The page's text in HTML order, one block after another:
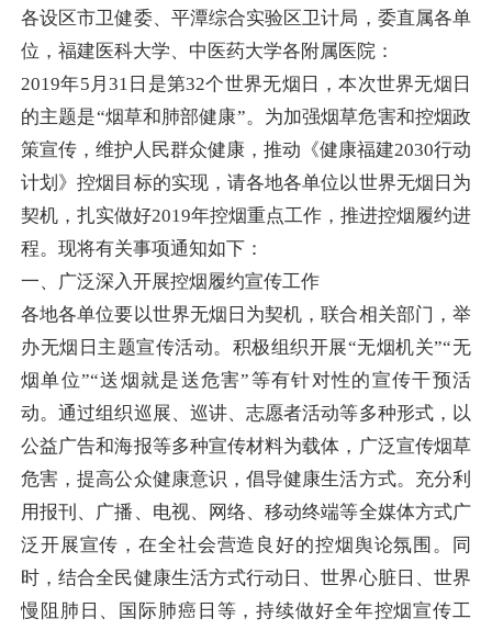
各设区市卫健委、平潭综合实验区卫计局，委直属各单
位，福建医科大学、中医药大学各附属医院：
2019年5月31日是第32个世界无烟日，本次世界无烟日
的主题是“烟草和肺部健康”。为加强烟草危害和控烟政
策宣传，维护人民群众健康，推动《健康福建2030行动
计划》控烟目标的实现，请各地各单位以世界无烟日为
契机，扎实做好2019年控烟重点工作，推进控烟履约进
程。现将有关事项通知如下：
一、广泛深入开展控烟履约宣传工作
各地各单位要以世界无烟日为契机，联合相关部门，举
办无烟日主题宣传活动。积极组织开展“无烟机关”“无
烟单位”“送烟就是送危害”等有针对性的宣传干预活
动。通过组织巡展、巡讲、志愿者活动等多种形式，以
公益广告和海报等多种宣传材料为载体，广泛宣传烟草
危害，提高公众健康意识，倡导健康生活方式。充分利
用报刊、广播、电视、网络、移动终端等全媒体方式广
泛开展宣传，在全社会营造良好的控烟舆论氛围。同
时，结合全民健康生活方式行动日、世界心脏日、世界
慢阻肺日、国际肺癌日等，持续做好全年控烟宣传工